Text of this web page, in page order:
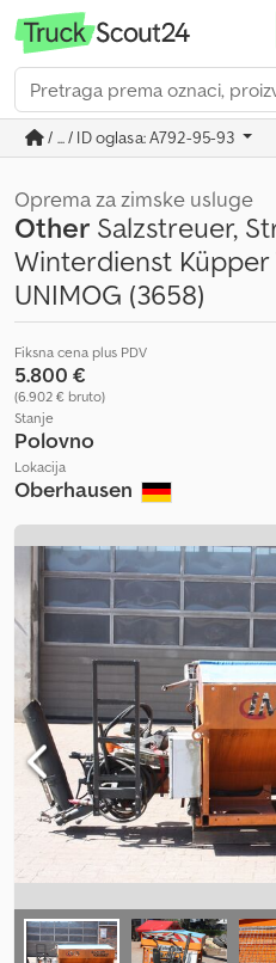
/ ... / ID oglasa: A792-95-93
Oprema za zimske usluge
Other Salzstreuer,
Winterdienst Küpper
UNIMOG (3658)
Fiksna cena plus PDV
5.800 €
(6.902 € bruto)
Stanje
Polovno
Lokacija
Oberhausen